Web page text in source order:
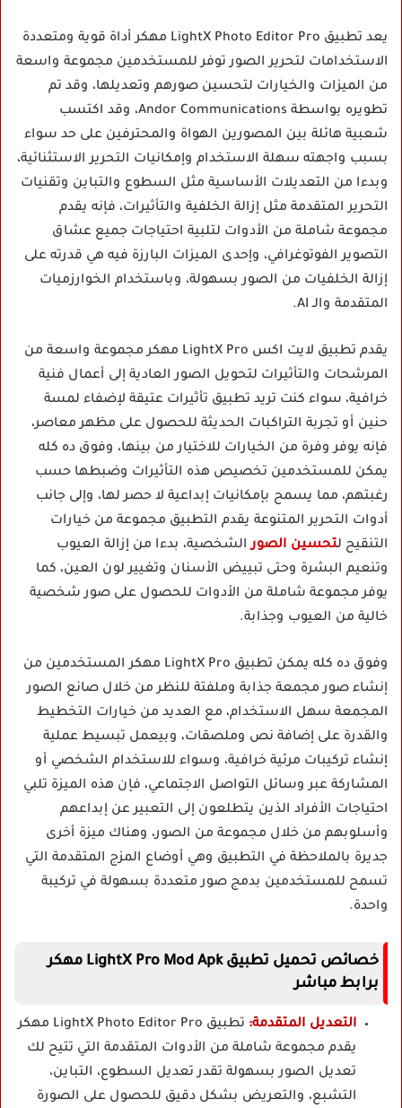
يعد تطبيق LightX Photo Editor Pro مهكر أداة قوية ومتعددة
الاستخدامات لتحرير الصور توفر للمستخدمين مجموعة واسعة
من الميزات والخيارات لتحسين صورهم وتعديلها، وقد تم
تطويره بواسطة Andor Communications، وقد اكتسب
شعبية هائلة بين المصورين الهواة والمحترفين على حد سواء
بسبب واجهته سهلة الاستخدام وإمكانيات التحرير الاستثنائية،
وبدءا من التعديلات الأساسية مثل السطوع والتباين وتقنيات
التحرير المتقدمة مثل إزالة الخلفية والتأثيرات، فإنه يقدم
مجموعة شاملة من الأدوات لتلبية احتياجات جميع عشاق
التصوير الفوتوغرافي، وإحدى الميزات البارزة فيه هي قدرته على
إزالة الخلفيات من الصور بسهولة، وباستخدام الخوارزميات
المتقدمة والـ AI.
يقدم تطبيق لايت اكس LightX Pro مهكر مجموعة واسعة من
المرشحات والتأثيرات لتحويل الصور العادية إلى أعمال فنية
خرافية، سواء كنت تريد تطبيق تأثيرات عتيقة لإضفاء لمسة
حنين أو تجربة التراكبات الحديثة للحصول على مظهر معاصر،
فإنه يوفر وفرة من الخيارات للاختيار من بينها، وفوق ده كله
يمكن للمستخدمين تخصيص هذه التأثيرات وضبطها حسب
رغبتهم، مما يسمح بإمكانيات إبداعية لا حصر لها، وإلى جانب
أدوات التحرير المتنوعة يقدم التطبيق مجموعة من خيارات
التنقيح لتحسين الصورالشخصية، بدءا من إزالة العيوب
وتنعيم البشرة وحتى تبييض الأسنان وتغيير لون العين، كما
يوفر مجموعة شاملة من الأدوات للحصول على صور شخصية
خالية من العيوب وجذابة.
وفوق ده كله يمكن تطبيق LightX Pro مهكر المستخدمين من
إنشاء صور مجمعة جذابة وملفتة للنظر من خلال صانع الصور
المجمعة سهل الاستخدام، مع العديد من خيارات التخطيط
والقدرة على إضافة نص وملصقات، وبيعمل تبسيط عملية
إنشاء تركيبات مرئية خرافية، وسواء للاستخدام الشخصي أو
المشاركة عبر وسائل التواصل الاجتماعي، فإن هذه الميزة تلبي
احتياجات الأفراد الذين يتطلعون إلى التعبير عن إبداعهم
وأسلوبهم من خلال مجموعة من الصور، وهناك ميزة أخرى
جديرة بالملاحظة في التطبيق وهي أوضاع المزج المتقدمة التي
تسمح للمستخدمين بدمج صور متعددة بسهولة في تركيبة
واحدة.
خصائص تحميل تطبيق LightX Pro Mod Apk مهكر
برابط مباشر
التعديل المتقدمة:
تطبيق LightX Photo Editor Pro مهكر
يقدم مجموعة شاملة من الأدوات المتقدمة التي تتيح لك
تعديل الصور بسهولة تقدر تعديل السطوع، التباين،
التشبع، والتعريض بشكل دقيق للحصول على الصورة